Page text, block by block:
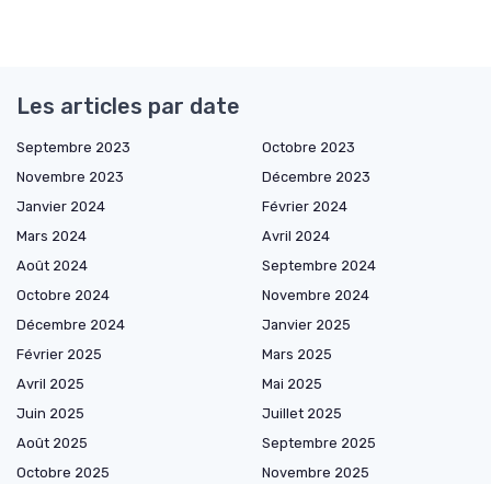
Les articles par date
Septembre 2023
Octobre 2023
Novembre 2023
Décembre 2023
Janvier 2024
Février 2024
Mars 2024
Avril 2024
Août 2024
Septembre 2024
Octobre 2024
Novembre 2024
Décembre 2024
Janvier 2025
Février 2025
Mars 2025
Avril 2025
Mai 2025
Juin 2025
Juillet 2025
Août 2025
Septembre 2025
Octobre 2025
Novembre 2025